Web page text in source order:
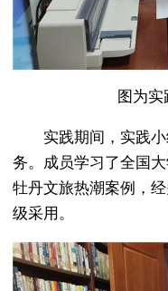
图为
实践期间，实践
务。成员学习了全国
牡丹文旅热潮案例，
级采用。